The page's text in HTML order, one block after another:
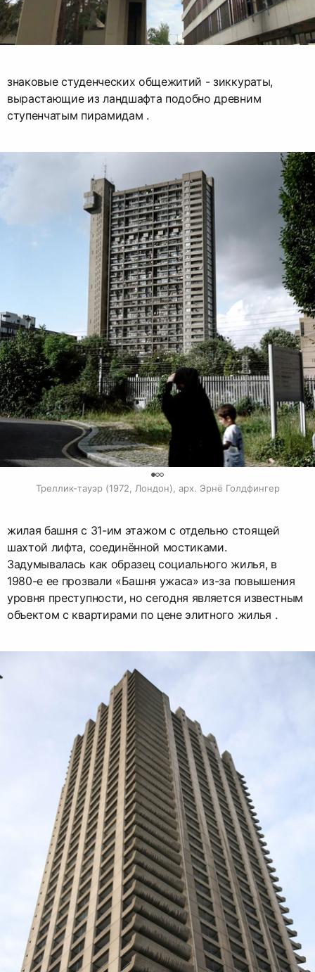
знаковые студенческих общежитий - зиккураты,
вырастающие из ландшафта подобно древним
ступенчатым пирамидам .
Треллик-тауэр (1972, Лондон), арх. Эрнё Голдфингер
жилая башня с 31-им этажом с отдельно стоящей
шахтой лифта, соединённой мостиками.
Задумывалась как образец социального жилья, в
1980-е ее прозвали «Башня ужаса» из-за повышения
уровня преступности, но сегодня является известным
объектом с квартирами по цене элитного жилья .